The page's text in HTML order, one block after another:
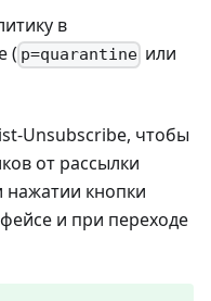
в
( p=quarantine или
Unsubscribe, чтобы
от рассылки
кнопки
и при переходе